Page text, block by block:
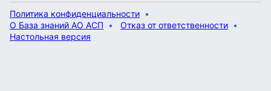
Политика конфиденциальности
О База знаний АО АСП
Отказ от ответственности
Настольная версия